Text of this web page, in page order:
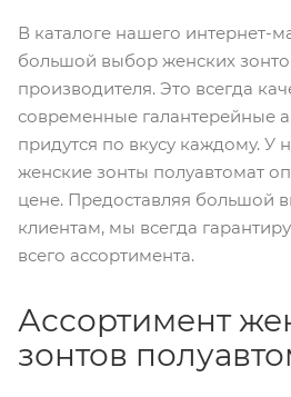
В каталоге нашего интернет-
большой выбор женских
производителя. Это всегда
современные галантерейные
придутся по вкусу каждому. У
женские зонты полуавтомат
цене. Предоставляя большой
клиентам, мы всегда
всего ассортимента.
Ассортимент
зонтов